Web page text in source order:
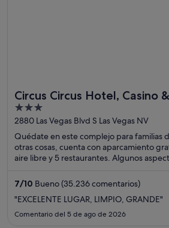
Circus Circus Hotel, Casino
3
out
of
5
2880 Las Vegas Blvd S Las Vegas NV
Quédate en este complejo para familias
otras cosas, cuenta con aparcamiento
aire libre y 5 restaurantes. Algunos
aparcamiento. Dos atracciones turísticas
encuentran cerca son Casino Circus
7/10 Bueno (35.236 comentarios)
"EXCELENTE LUGAR, LIMPIO, GRANDE"
Comentario del 5 de ago de 2026